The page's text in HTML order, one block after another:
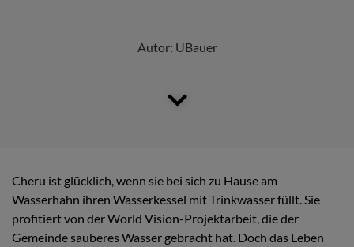
Autor: UBauer
Cheru ist glücklich, wenn sie bei sich zu Hause am
Wasserhahn ihren Wasserkessel mit Trinkwasser füllt. Sie
profitiert von der World Vision-Projektarbeit, die der
Gemeinde sauberes Wasser gebracht hat. Doch das Leben